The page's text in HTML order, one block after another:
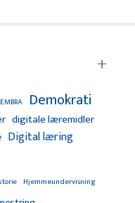
Demokrati
digitale læremidler
Digital læring
Hjemmeundervisning